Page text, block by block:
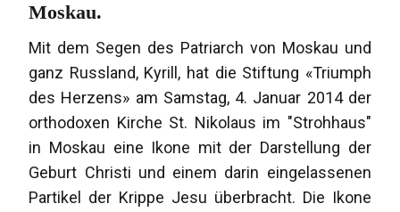
Moskau.
Mit dem Segen des Patriarch von Moskau und
ganz Russland, Kyrill, hat die Stiftung «Triumph
des Herzens» am Samstag, 4. Januar 2014 der
orthodoxen Kirche St. Nikolaus im "Strohhaus"
in Moskau eine Ikone mit der Darstellung der
Geburt Christi und einem darin eingelassenen
Partikel der Krippe Jesu überbracht. Die Ikone